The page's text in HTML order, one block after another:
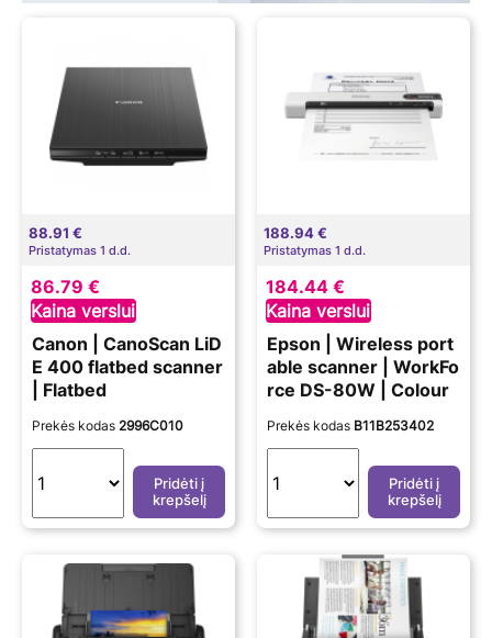
88.91 €
Pristatymas 1 d.d.
86.79 €
Kaina verslui
Canon | CanoScan LiD
E 400 flatbed scanner
| Flatbed
Prekės kodas 2996C010
Pridėti į
krepšelį
188.94 €
Pristatymas 1 d.d.
184.44 €
Kaina verslui
Epson | Wireless port
able scanner | WorkFo
rce DS-80W | Colour
Prekės kodas B11B253402
Pridėti į
krepšelį